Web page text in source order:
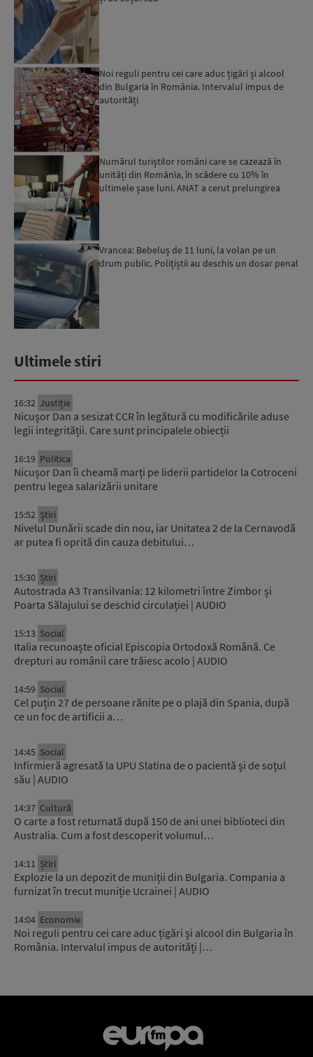
Noi reguli pentru cei care aduc țigări și alcool
din Bulgaria în România. Intervalul impus de
autorități
Numărul turiștilor români care se cazează în
unități din România, în scădere cu 10% în
ultimele șase luni. ANAT a cerut prelungirea
Vrancea: Bebeluș de 11 luni, la volan pe un
drum public. Polițiștii au deschis un dosar penal
Ultimele stiri
16:32 Justiție
Nicușor Dan a sesizat CCR în legătură cu modificările aduse
legii integrității. Care sunt principalele obiecții
16:19 Politica
Nicușor Dan îi cheamă marți pe liderii partidelor la Cotroceni
pentru legea salarizării unitare
15:52 Știri
Nivelul Dunării scade din nou, iar Unitatea 2 de la Cernavodă
ar putea fi oprită din cauza debitului…
15:30 Știri
Autostrada A3 Transilvania: 12 kilometri între Zimbor și
Poarta Sălajului se deschid circulației | AUDIO
15:13 Social
Italia recunoaște oficial Episcopia Ortodoxă Română. Ce
drepturi au românii care trăiesc acolo | AUDIO
14:59 Social
Cel puțin 27 de persoane rănite pe o plajă din Spania, după
ce un foc de artificii a…
14:45 Social
Infirmieră agresată la UPU Slatina de o pacientă și de soțul
său | AUDIO
14:37 Cultură
O carte a fost returnată după 150 de ani unei biblioteci din
Australia. Cum a fost descoperit volumul…
14:11 Știri
Explozie la un depozit de muniții din Bulgaria. Compania a
furnizat în trecut muniție Ucrainei | AUDIO
14:04 Economie
Noi reguli pentru cei care aduc țigări și alcool din Bulgaria în
România. Intervalul impus de autorități |…